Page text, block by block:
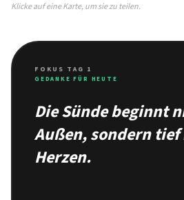
Klicke auf eine Karte, um sie zu teilen.
FOKUS TAG 1
GEDANKE FÜR HEUTE
Die Sünde beginnt
Außen, sondern
Herzen.